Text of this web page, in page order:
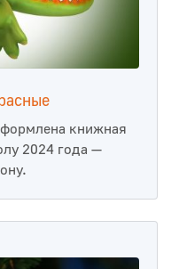
книжная
2024 года —